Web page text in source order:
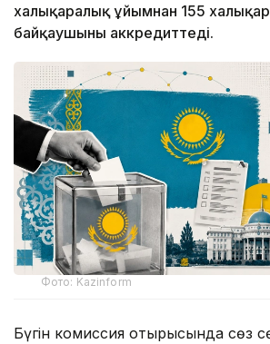
халықаралық ұйымнан 155
байқаушыны аккредиттеді.
Фото: Kazinform
Бүгін комиссия отырысында сөз